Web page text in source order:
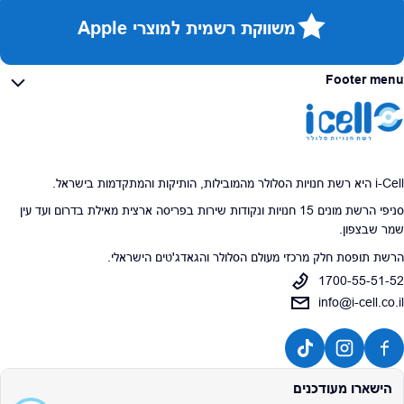
משווקת רשמית למוצרי Apple
Footer menu
i-Cell היא רשת חנויות הסלולר מהמובילות, הותיקות והמתקדמות בישראל.
סניפי הרשת מונים 15 חנויות ונקודות שירות בפריסה ארצית מאילת בדרום ועד עין
שמר שבצפון.
הרשת תופסת חלק מרכזי מעולם הסלולר והגאדג'טים הישראלי.
1700-55-51-52
info@i-cell.co.il
הישארו מעודכנים